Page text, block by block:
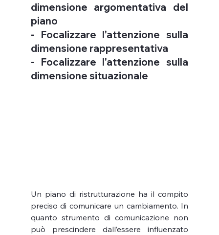
dimensione argomentativa del
piano
- Focalizzare l'attenzione sulla
dimensione rappresentativa
- Focalizzare l'attenzione sulla
dimensione situazionale
Un piano di ristrutturazione ha il compito
preciso di comunicare un cambiamento. In
quanto strumento di comunicazione non
può prescindere dall’essere influenzato